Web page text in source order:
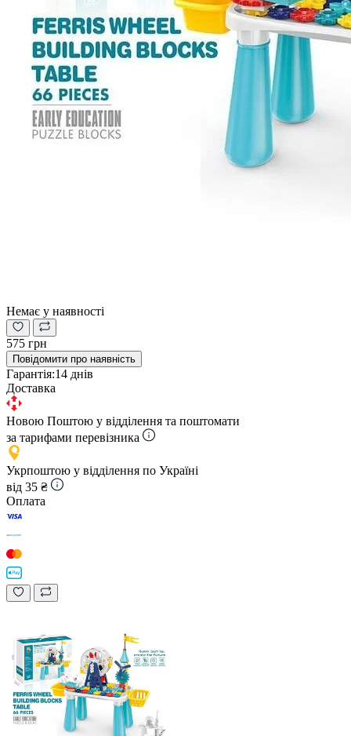
Немає у наявності
575 грн
Повідомити про наявність
Гарантія:14 днів
Доставка
Новою Поштою у відділення та поштомати
за тарифами перевізника
Укрпоштою у відділення по Україні
від 35 ₴
Оплата